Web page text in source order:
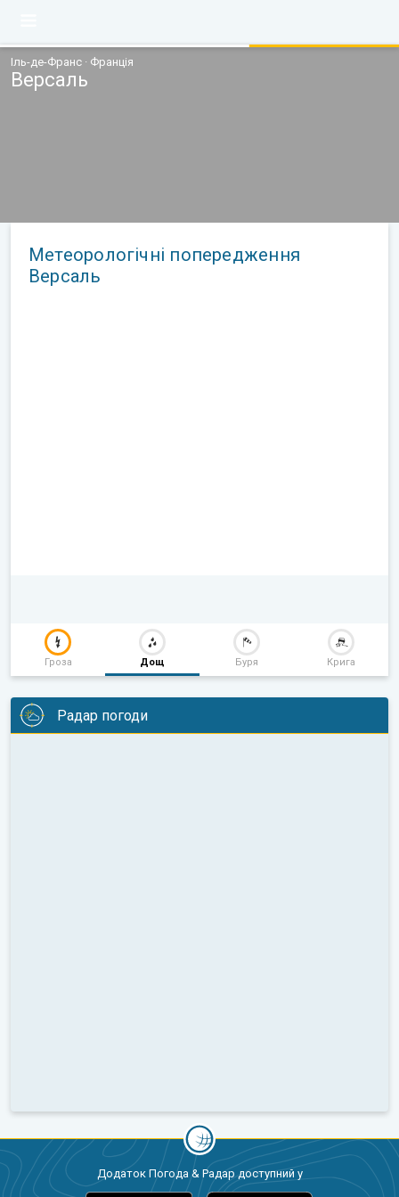
Іль-де-Франс · Франція
Версаль
Метеорологічні попередження
Версаль
Гроза Дощ Буря Крига
Радар погоди
Додаток Погода & Радар доступний у